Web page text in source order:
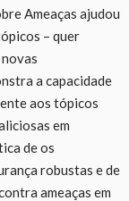
Ameaças ajudou
– quer
a capacidade
aos tópicos
em
de os
robustas e de
ameaças em